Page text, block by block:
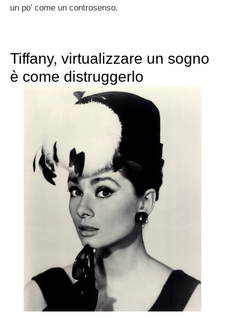
un po’ come un controsenso.
Tiffany, virtualizzare un sogno
è come distruggerlo